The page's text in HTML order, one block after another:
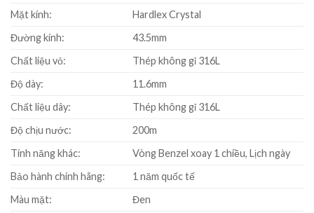
Mặt kính:
Hardlex Crystal
Đường kính:
43.5mm
Chất liệu vỏ:
Thép không gỉ 316L
Độ dày:
11.6mm
Chất liệu dây:
Thép không gỉ 316L
Độ chịu nước:
200m
Tính năng khác:
Vòng Benzel xoay 1 chiều, Lịch ngày
Bảo hành chính hãng:
1 năm quốc tế
Màu mặt:
Đen